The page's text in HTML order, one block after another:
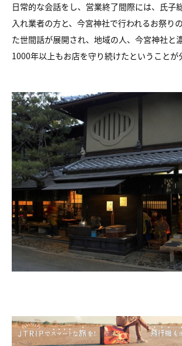
日常的な会話をし、営業終了間際には、氏子
入れ業者の方と、今宮神社で行われるお祭り
た世間話が展開され、地域の人、今宮神社と
1000年以上もお店を守り続けたということが